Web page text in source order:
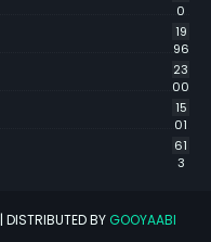
0
19
96
23
00
15
01
61
3
| DISTRIBUTED BY GOOYAABI